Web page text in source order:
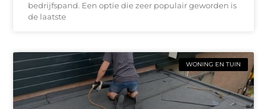
bedrijfspand. Een optie die zeer populair geworden is
de laatste
WONING EN TUIN